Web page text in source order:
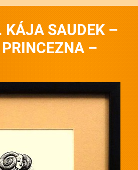
KÁJA SAUDEK –
–